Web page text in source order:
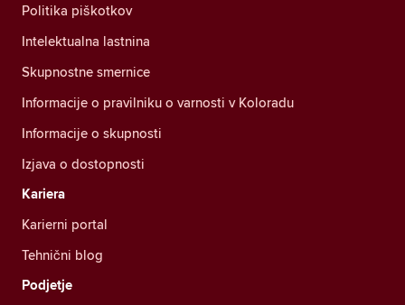
Politika piškotkov
Intelektualna lastnina
Skupnostne smernice
Informacije o pravilniku o varnosti v Koloradu
Informacije o skupnosti
Izjava o dostopnosti
Kariera
Karierni portal
Tehnični blog
Podjetje